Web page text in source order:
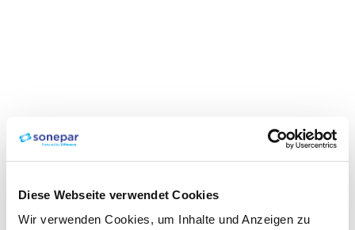
Diese Webseite verwendet Cookies
Wir verwenden Cookies, um Inhalte und Anzeigen zu